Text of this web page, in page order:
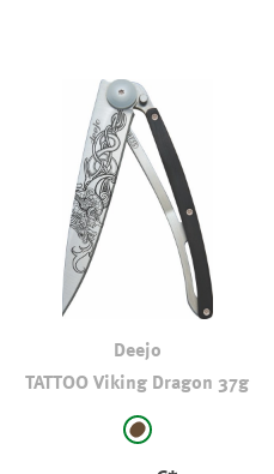
Deejo
TATTOO Viking Dragon 37g
auswählen
braun